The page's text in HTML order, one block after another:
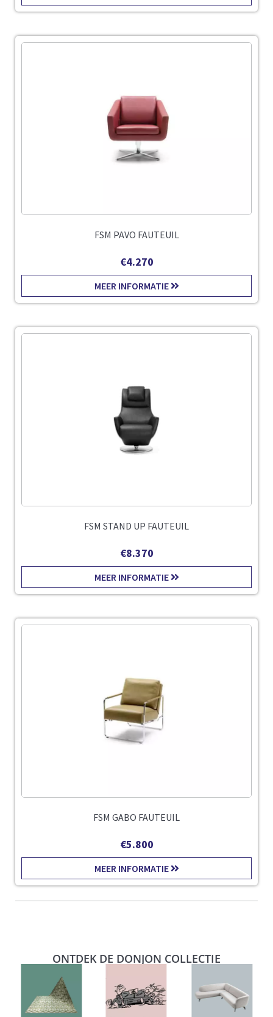
FSM PAVO FAUTEUIL
€4.270
MEER INFORMATIE
FSM STAND UP FAUTEUIL
€8.370
MEER INFORMATIE
FSM GABO FAUTEUIL
€5.800
MEER INFORMATIE
ONTDEK DE DONJON COLLECTIE